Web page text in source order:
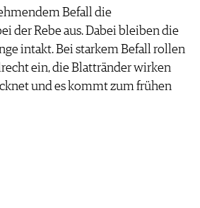
Befall die
der Rebe aus. Dabei bleiben die
intakt. Bei starkem Befall rollen
ein, die Blattränder wirken
und es kommt zum frühen